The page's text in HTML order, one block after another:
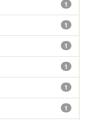
1
1
1
1
1
1